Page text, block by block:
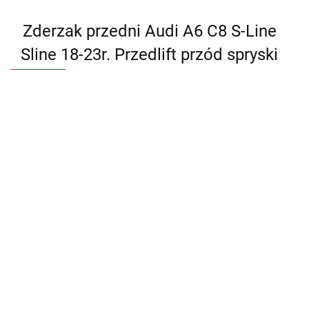
Zderzak przedni Audi A6 C8 S-Line
Sline 18-23r. Przedlift przód spryski